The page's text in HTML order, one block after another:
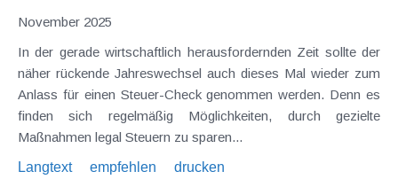
November 2025
In der gerade wirtschaftlich herausfordernden Zeit sollte der
näher rückende Jahreswechsel auch dieses Mal wieder zum
Anlass für einen Steuer-Check genommen werden. Denn es
finden sich regelmäßig Möglichkeiten, durch gezielte
Maßnahmen legal Steuern zu sparen...
Langtext
empfehlen drucken